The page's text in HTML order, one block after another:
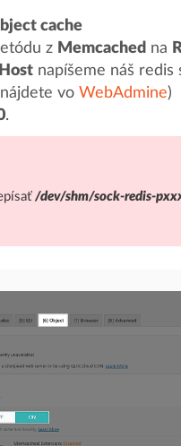
cache
z Memcached na
Hostnapíšeme náš redis
vo WebAdmine)
.
/dev/shm/sock-redis-